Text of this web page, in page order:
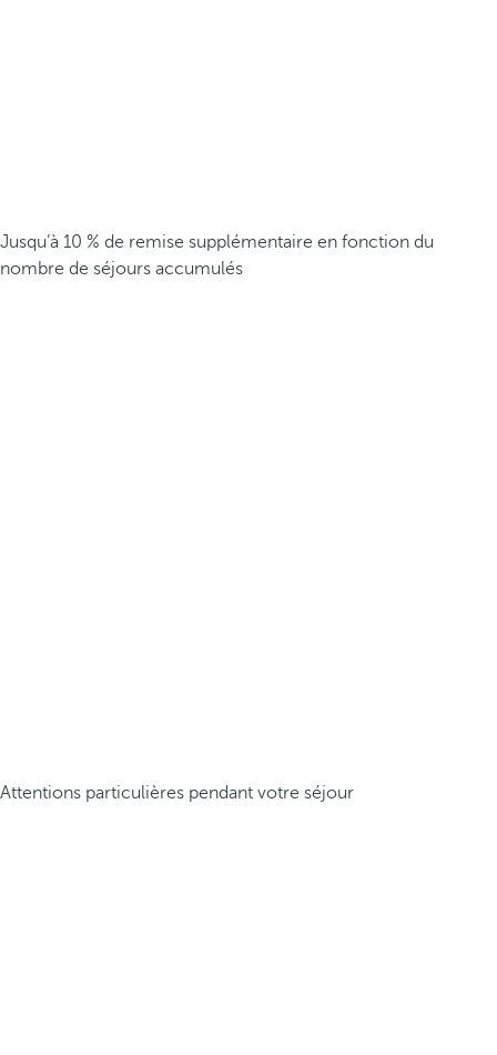
Jusqu’à 10 % de remise supplémentaire en fonction du
nombre de séjours accumulés
Attentions particulières pendant votre séjour